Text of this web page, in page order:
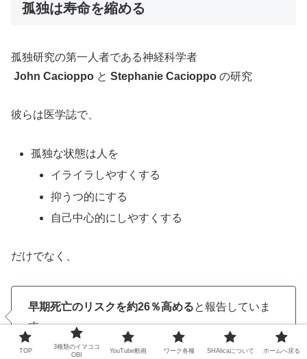
孤独は寿命を縮める
孤独研究の第一人者である神経科学者
John Cacioppo と Stephanie Cacioppo の研究
彼らは医学誌で、
孤独な状態は人を
イライラしやすくする
抑うつ的にする
自己中心的にしやすくする
だけでなく、
早期死亡のリスクを約26％高めると報告していま
す。
TOP
3種類のイマココ
OBI
YouTube動画 ワーク各種 SHAlicaについて ホームへ戻る